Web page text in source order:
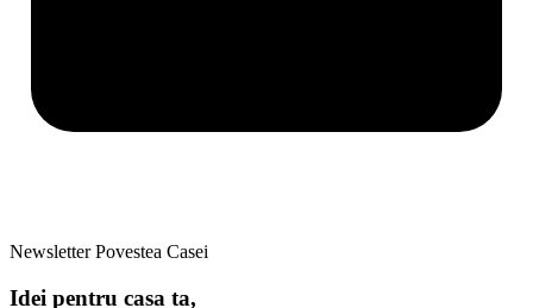
Newsletter Povestea Casei
Idei pentru casa ta,